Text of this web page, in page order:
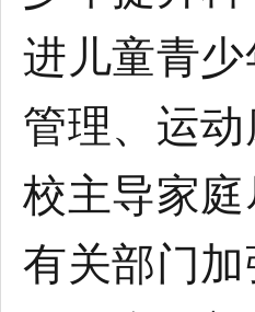
进儿童青
管理、运
校主导家
有关部门